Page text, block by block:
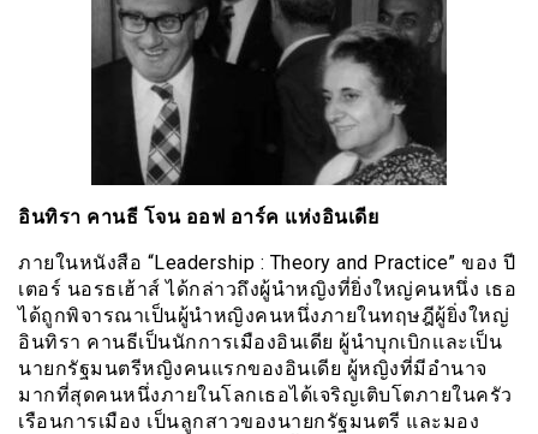
อินทิรา คานธี โจน ออฟ อาร์ค แห่งอินเดีย
ภายในหนังสือ “Leadership : Theory and Practice” ของ ปี
เตอร์ นอรธเฮ้าส์ ได้กล่าวถึงผู้นำหญิงที่ยิ่งใหญ่คนหนึ่ง เธอ
ได้ถูกพิจารณาเป็นผู้นำหญิงคนหนึ่งภายในทฤษฎีผู้ยิ่งใหญ่
อินทิรา คานธีเป็นนักการเมืองอินเดีย ผู้นำบุกเบิกเเละเป็น
นายกรัฐมนตรีหญิงคนแรกของอินเดีย ผู้หญิงที่มีอำนาจ
มากที่สุดคนหนึ่งภายในโลกเธอได้เจริญเติบโตภายในครัว
เรือนการเมือง เป็นลูกสาวของนายกรัฐมนตรี และมอง